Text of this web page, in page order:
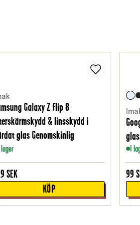
Galaxy Z Flip 8
& linsskydd i
glas Genomskinlig
SEK
KÖP
I
99